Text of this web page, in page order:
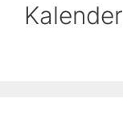
Kalender